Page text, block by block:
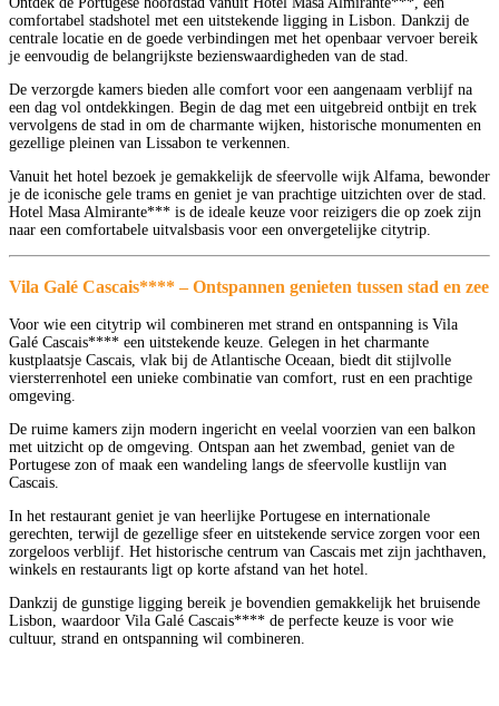
comfortabel stadshotel met een uitstekende ligging in Lisbon. Dankzij de
centrale locatie en de goede verbindingen met het openbaar vervoer bereik
je eenvoudig de belangrijkste bezienswaardigheden van de stad.
De verzorgde kamers bieden alle comfort voor een aangenaam verblijf na
een dag vol ontdekkingen. Begin de dag met een uitgebreid ontbijt en trek
vervolgens de stad in om de charmante wijken, historische monumenten en
gezellige pleinen van Lissabon te verkennen.
Vanuit het hotel bezoek je gemakkelijk de sfeervolle wijk Alfama, bewonder
je de iconische gele trams en geniet je van prachtige uitzichten over de stad.
Hotel Masa Almirante*** is de ideale keuze voor reizigers die op zoek zijn
naar een comfortabele uitvalsbasis voor een onvergetelijke citytrip.
Vila Galé Cascais**** – Ontspannen genieten tussen stad en zee
Voor wie een citytrip wil combineren met strand en ontspanning is Vila
Galé Cascais**** een uitstekende keuze. Gelegen in het charmante
kustplaatsje Cascais, vlak bij de Atlantische Oceaan, biedt dit stijlvolle
viersterrenhotel een unieke combinatie van comfort, rust en een prachtige
omgeving.
De ruime kamers zijn modern ingericht en veelal voorzien van een balkon
met uitzicht op de omgeving. Ontspan aan het zwembad, geniet van de
Portugese zon of maak een wandeling langs de sfeervolle kustlijn van
Cascais.
In het restaurant geniet je van heerlijke Portugese en internationale
gerechten, terwijl de gezellige sfeer en uitstekende service zorgen voor een
zorgeloos verblijf. Het historische centrum van Cascais met zijn jachthaven,
winkels en restaurants ligt op korte afstand van het hotel.
Dankzij de gunstige ligging bereik je bovendien gemakkelijk het bruisende
Lisbon, waardoor Vila Galé Cascais**** de perfecte keuze is voor wie
cultuur, strand en ontspanning wil combineren.